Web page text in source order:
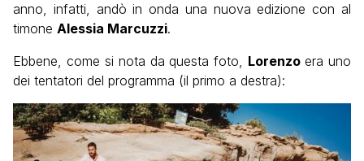
anno, infatti, andò in onda una nuova edizione con al
timone Alessia Marcuzzi.
Ebbene, come si nota da questa foto, Lorenzoera uno
dei tentatori del programma (il primo a destra):